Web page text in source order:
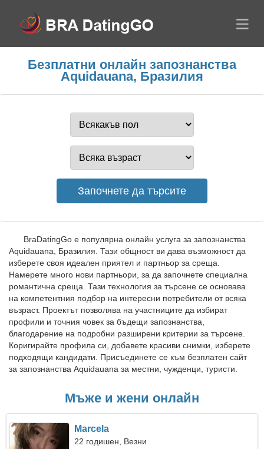
Безплатни онлайн запознанства
Aquidauana, Бразилия
BraDatingGo е популярна онлайн услуга за запознанства
Aquidauana, Бразилия. Тази общност ви дава възможност да
изберете своя идеален приятел и партньор за среща.
Намерете много нови партньори, за да започнете специална
романтична среща. Тази технология за търсене се основава
на компетентния подбор на интересни потребители от всяка
възраст. Проектът позволява на участниците да избират
профили и точния човек за бъдещи запознанства,
благодарение на подробни разширени критерии за търсене.
Коригирайте профила си, добавете красиви снимки, изберете
подходящи кандидати. Присъединете се към безплатен сайт
за запознанства Aquidauana за местни, чужденци, туристи.
Мъже и жени онлайн
Marcela
22 годишен, Везни